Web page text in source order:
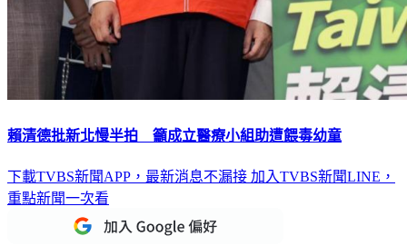
下載TVBS新聞APP，最新消息不漏接
重點新聞一次看